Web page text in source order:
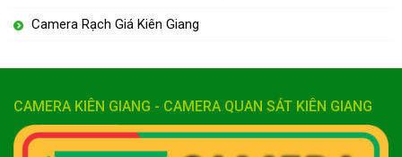
Camera Rạch Giá Kiên Giang
CAMERA KIÊN GIANG - CAMERA QUAN SÁT KIÊN GIANG